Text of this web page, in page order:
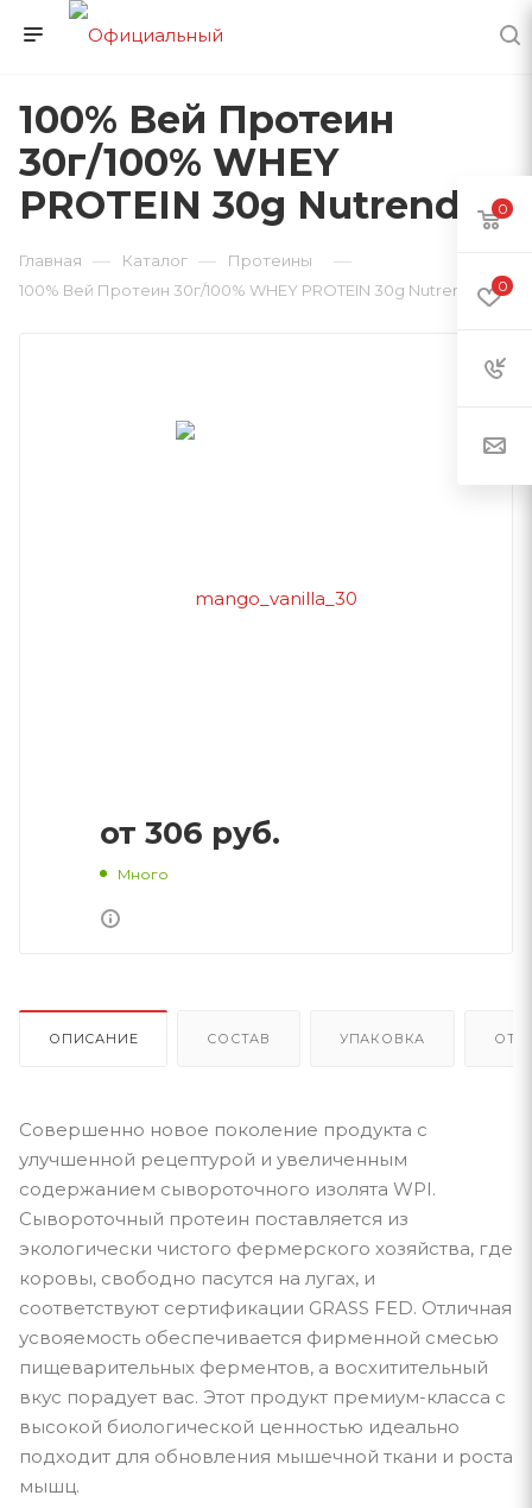
100% Вей Протеин
30г/100% WHEY
PROTEIN 30g Nutrend
Главная — Каталог — Протеины —
100% Вей Протеин 30г/100% WHEY PROTEIN 30g Nutrend
от 306 руб.
Много
ОПИСАНИЕ СОСТАВ УПАКОВКА
Совершенно новое поколение продукта с
улучшенной рецептурой и увеличенным
содержанием сывороточного изолята WPI.
Сывороточный протеин поставляется из
экологически чистого фермерского хозяйства, где
коровы, свободно пасутся на лугах, и
соответствуют сертификации GRASS FED. Отличная
усвояемость обеспечивается фирменной смесью
пищеварительных ферментов, а восхитительный
вкус порадует вас. Этот продукт премиум-класса с
высокой биологической ценностью идеально
подходит для обновления мышечной ткани и роста
мышц.
0
0